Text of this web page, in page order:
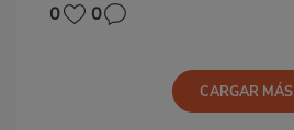
0 0
CARGAR MÁS